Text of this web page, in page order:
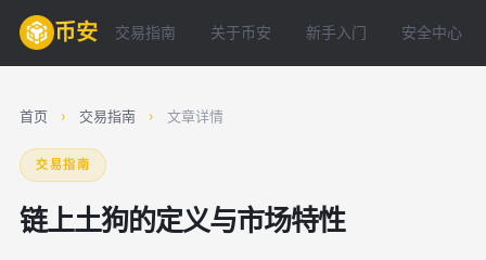
币安 交易指南 关于币安 新手入门 安全中心
首页 › 交易指南 › 文章详情
交易指南
链上土狗的定义与市场特性